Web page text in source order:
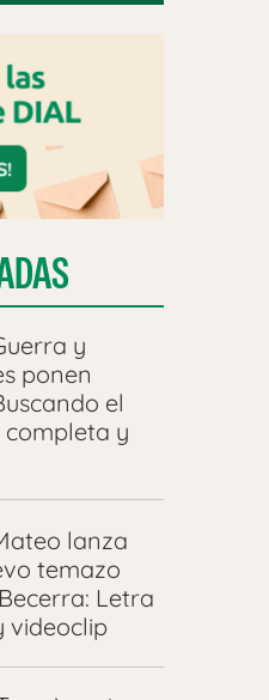
y
ponen
el
completa y
lanza
temazo
Letra
videoclip